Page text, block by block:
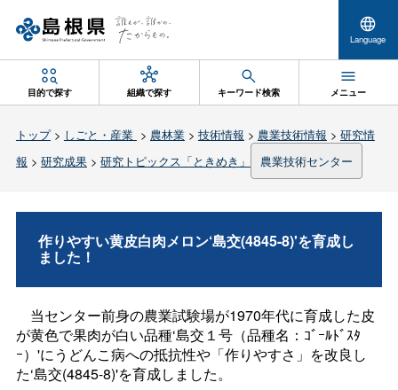
Language
目的で探す 組織で探す キーワード検索 メニュー
トップ> しごと・産業 > 農林業> 技術情報 > 農業技術情報 > 研究情
報 > 研究成果> 研究トピックス「ときめき」 農業技術センター
作りやすい黄皮白肉メロン‘島交(4845-8)'を育成し
ました！
当センター前身の農業試験場が1970年代に育成した皮
が黄色で果肉が白い品種‘島交１号（品種名：ｺﾞｰﾙﾄﾞｽﾀ
ｰ）'にうどんこ病への抵抗性や「作りやすさ」を改良し
た‘島交(4845-8)'を育成しました。